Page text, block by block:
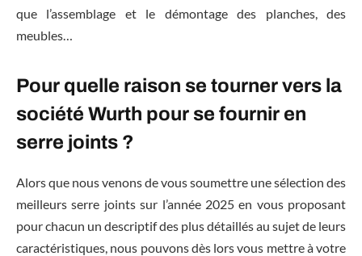
que l’assemblage et le démontage des planches, des
meubles…
Pour quelle raison se tourner vers la
société Wurth pour se fournir en
serre joints ?
Alors que nous venons de vous soumettre une sélection des
meilleurs serre joints sur l’année 2025 en vous proposant
pour chacun un descriptif des plus détaillés au sujet de leurs
caractéristiques, nous pouvons dès lors vous mettre à votre